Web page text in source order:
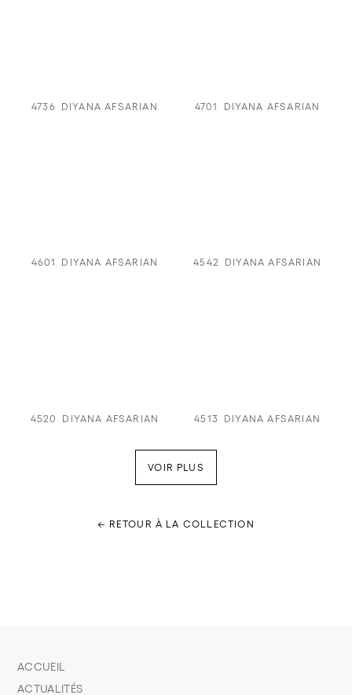
4736 DIYANA AFSARIAN 4701 DIYANA AFSARIAN
4601 DIYANA AFSARIAN 4542 DIYANA AFSARIAN
4520 DIYANA AFSARIAN 4513 DIYANA AFSARIAN
VOIR PLUS
← RETOUR À LA COLLECTION
ACCUEIL
ACTUALITÉS